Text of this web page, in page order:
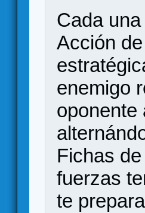
Cada
Acción
enemigo
oponente
Fichas
fuerzas
te